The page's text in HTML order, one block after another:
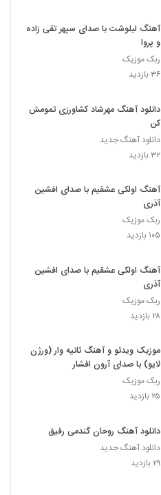
آهنگ لیلوشت با صدای سپهر تقی زاده
و پروا
ربک موزیک
۳۶ بازدید
دانلود آهنگ مهرشاد کشاورزی تمومش
کن
دانلود آهنگ جدید
۳۲ بازدید
آهنگ اولکی عشقیم با صدای افشین
آذری
ربک موزیک
۱۰۵ بازدید
آهنگ اولکی عشقیم با صدای افشین
آذری
ربک موزیک
۲۸ بازدید
موزیک ویدئو و آهنگ ثانیه وار (ورژن
لایو) با صدای آرون افشار
ربک موزیک
۲۵ بازدید
دانلود آهنگ روحان گندمی رفیق
دانلود آهنگ جدید
۲۹ بازدید